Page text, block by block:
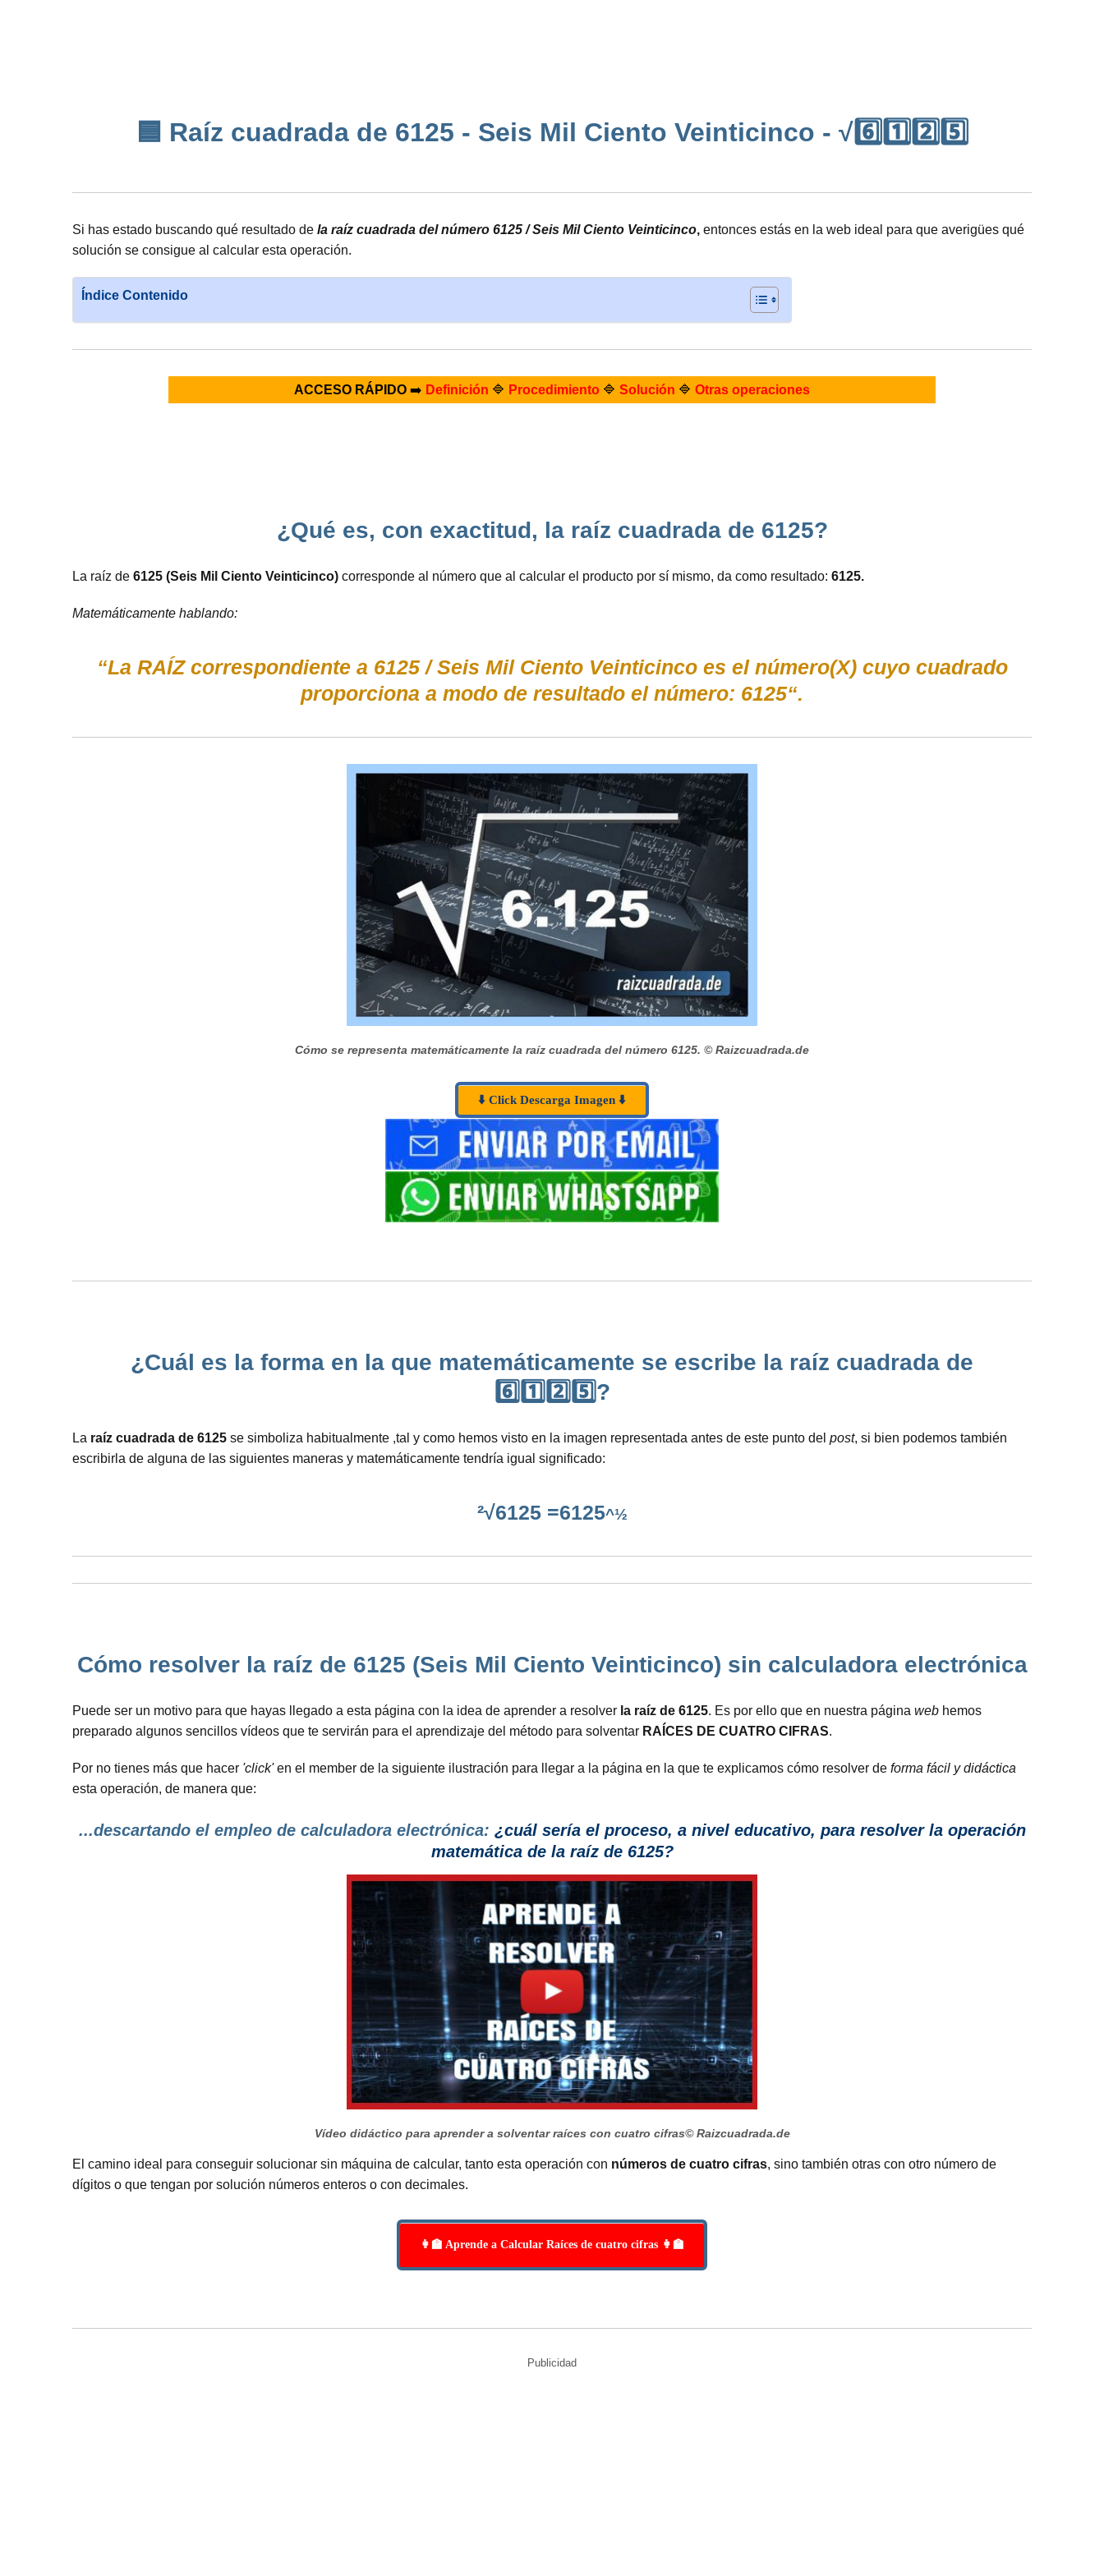
🟦 Raíz cuadrada de 6125 - Seis Mil Ciento Veinticinco - √6️⃣1️⃣2️⃣5️⃣
Si has estado buscando qué resultado de la raíz cuadrada del número 6125 / Seis Mil Ciento Veinticinco, entonces estás en la web ideal para que averigües qué
solución se consigue al calcular esta operación.
Índice Contenido
ACCESO RÁPIDO➡️ Definición 🔷 Procedimiento🔷 Solución 🔷 Otras operaciones
¿Qué es, con exactitud, la raíz cuadrada de 6125?
La raíz de 6125 (Seis Mil Ciento Veinticinco) corresponde al número que al calcular el producto por sí mismo, da como resultado: 6125.
Matemáticamente hablando:
“La RAÍZ correspondiente a 6125 / Seis Mil Ciento Veinticinco es el número(X) cuyo cuadrado
proporciona a modo de resultado el número: 6125“.
Cómo se representa matemáticamente la raíz cuadrada del número 6125. © Raizcuadrada.de
⬇️ Click Descarga Imagen ⬇️
¿Cuál es la forma en la que matemáticamente se escribe la raíz cuadrada de
6️⃣1️⃣2️⃣5️⃣?
La raíz cuadrada de 6125 se simboliza habitualmente ,tal y como hemos visto en la imagen representada antes de este punto del post, si bien podemos también
escribirla de alguna de las siguientes maneras y matemáticamente tendría igual significado:
²√6125 =6125^½
Cómo resolver la raíz de 6125 (Seis Mil Ciento Veinticinco) sin calculadora electrónica
Puede ser un motivo para que hayas llegado a esta página con la idea de aprender a resolver la raíz de 6125. Es por ello que en nuestra página web hemos
preparado algunos sencillos vídeos que te servirán para el aprendizaje del método para solventar RAÍCES DE CUATRO CIFRAS.
Por no tienes más que hacer 'click'en el member de la siguiente ilustración para llegar a la página en la que te explicamos cómo resolver de forma fácil y didáctica
esta operación, de manera que:
...descartando el empleo de calculadora electrónica: ¿cuál sería el proceso, a nivel educativo, para resolver la operación
matemática de la raíz de 6125?
Vídeo didáctico para aprender a solventar raíces con cuatro cifras© Raizcuadrada.de
El camino ideal para conseguir solucionar sin máquina de calcular, tanto esta operación con números de cuatro cifras, sino también otras con otro número de
dígitos o que tengan por solución números enteros o con decimales.
👩‍🏫 Aprende a Calcular Raíces de cuatro cifras 👩‍🏫
Publicidad